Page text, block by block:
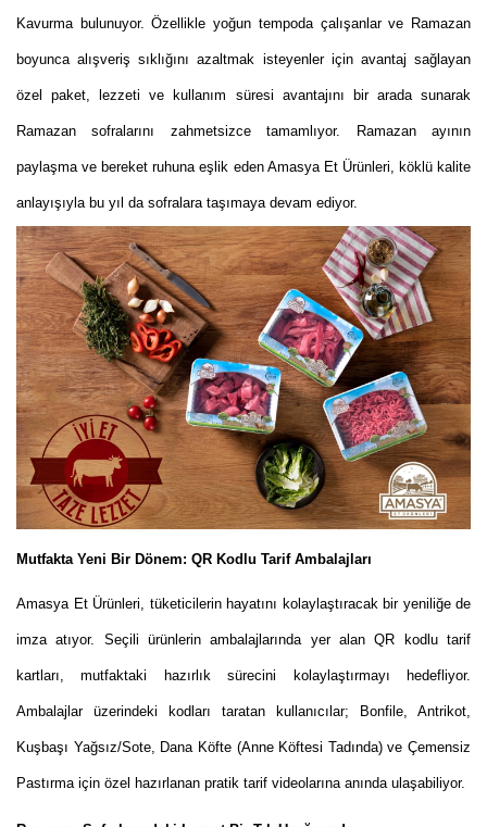
Kavurma bulunuyor. Özellikle yoğun tempoda çalışanlar ve Ramazan
boyunca alışveriş sıklığını azaltmak isteyenler için avantaj sağlayan
özel paket, lezzeti ve kullanım süresi avantajını bir arada sunarak
Ramazan sofralarını zahmetsizce tamamlıyor. Ramazan ayının
paylaşma ve bereket ruhuna eşlik eden Amasya Et Ürünleri, köklü kalite
anlayışıyla bu yıl da sofralara taşımaya devam ediyor.
Mutfakta Yeni Bir Dönem: QR Kodlu Tarif Ambalajları
Amasya Et Ürünleri, tüketicilerin hayatını kolaylaştıracak bir yeniliğe de
imza atıyor. Seçili ürünlerin ambalajlarında yer alan QR kodlu tarif
kartları, mutfaktaki hazırlık sürecini kolaylaştırmayı hedefliyor.
Ambalajlar üzerindeki kodları taratan kullanıcılar; Bonfile, Antrikot,
Kuşbaşı Yağsız/Sote, Dana Köfte (Anne Köftesi Tadında) ve Çemensiz
Pastırma için özel hazırlanan pratik tarif videolarına anında ulaşabiliyor.